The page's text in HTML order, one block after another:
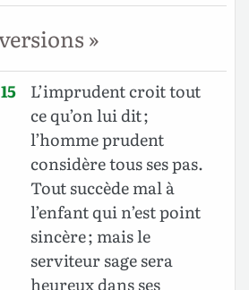
»
L’imprudent croit tout
ce qu’on lui dit ;
l’homme prudent
considère tous ses pas.
Tout succède mal à
l’enfant qui n’est point
sincère ; mais le
serviteur sage sera
heureux dans ses